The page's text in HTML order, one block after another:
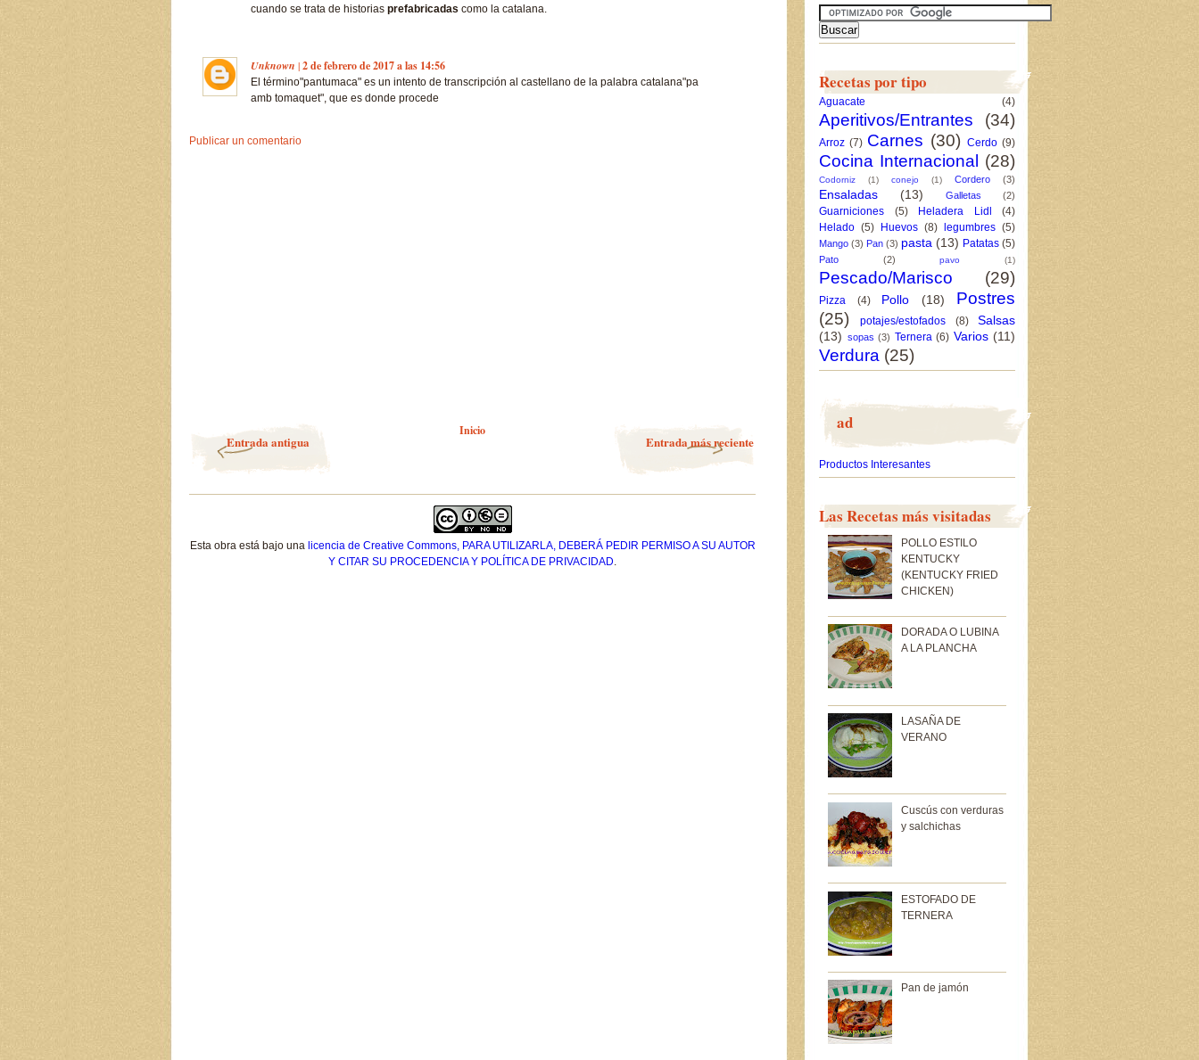
cuando se trata de historias prefabricadas como la catalana.
Unknown |2 de febrero de 2017 a las 14:56
El término"pantumaca" es un intento de transcripción al castellano de la palabra catalana"pa
amb tomaquet", que es donde procede
Publicar un comentario
Entrada más reciente
Entrada antigua
Inicio
Esta obra está bajo una licencia de Creative Commons, PARA UTILIZARLA, DEBERÁ PEDIR PERMISO A SU AUTOR
Y CITAR SU PROCEDENCIA Y POLÍTICA DE PRIVACIDAD.
Recetas por tipo
Aguacate (4)
Aperitivos/Entrantes (34)
Arroz (7) Carnes (30) Cerdo (9)
Cocina Internacional (28)
Codorniz (1) conejo (1) Cordero (3)
Ensaladas (13) Galletas (2)
Guarniciones (5) Heladera Lidl
(4)
Helado (5) Huevos (8) legumbres (5)
Mango (3) Pan (3) pasta (13) Patatas (5)
Pato (2) pavo (1)
Pescado/Marisco (29)
Pizza (4) Pollo (18)
Postres
(25)
potajes/estofados (8)
Salsas
(13) sopas (3) Ternera (6) Varios (11)
Verdura (25)
ad
Productos Interesantes
Las Recetas más visitadas
POLLO ESTILO
KENTUCKY
(KENTUCKY FRIED
CHICKEN)
DORADA O LUBINA
A LA PLANCHA
LASAÑA DE
VERANO
Cuscús con verduras
y salchichas
ESTOFADO DE
TERNERA
Pan de jamón